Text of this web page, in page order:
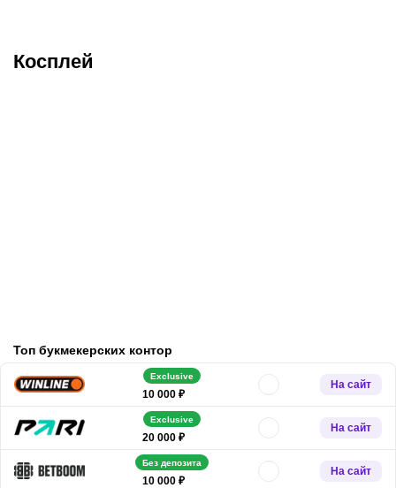
Косплей
Топ букмекерских контор
Exclusive
10 000 ₽
На сайт
Exclusive
20 000 ₽
На сайт
Без депозита
10 000 ₽
На сайт